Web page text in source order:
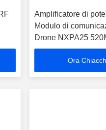
Amplificatore di
Modulo di
Drone NXPA25
Ora